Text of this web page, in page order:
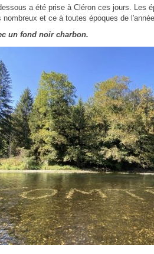
a été prise à Cléron ces jours. Les
nombreux et ce à toutes époques de
un fond noir charbon.